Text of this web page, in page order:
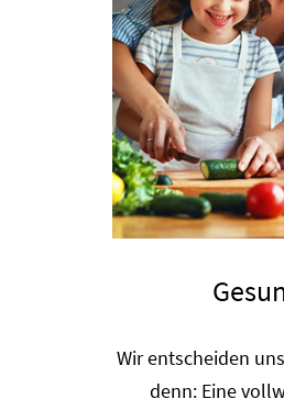
Wir entscheiden
denn: Eine